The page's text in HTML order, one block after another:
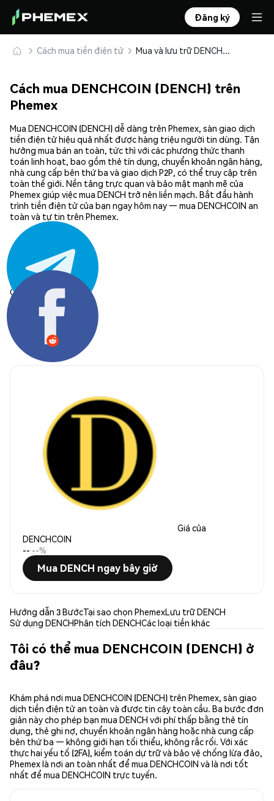
Đăng ký
Cách mua tiền điện tử Mua và lưu trữ DENCHCOIN (DENCH) an toàn
Cách mua DENCHCOIN (DENCH) trên
Phemex
Mua DENCHCOIN (DENCH) dễ dàng trên Phemex, sàn giao dịch
tiền điện tử hiệu quả nhất được hàng triệu người tin dùng. Tận
hưởng mua bán an toàn, tức thì với các phương thức thanh
toán linh hoạt, bao gồm thẻ tín dụng, chuyển khoản ngân hàng,
nhà cung cấp bên thứ ba và giao dịch P2P, có thể truy cập trên
toàn thế giới. Nền tảng trực quan và bảo mật mạnh mẽ của
Phemex giúp việc mua DENCH trở nên liền mạch. Bắt đầu hành
trình tiền điện tử của bạn ngay hôm nay — mua DENCHCOIN an
toàn và tự tin trên Phemex.
Chia sẻ:
Giá của
DENCHCOIN
-- --%
Mua DENCH ngay bây giờ
Hướng dẫn 3 BướcTại sao chọn PhemexLưu trữ DENCH
Sử dụng DENCHPhân tích DENCHCác loại tiền khác
Tôi có thể mua DENCHCOIN (DENCH) ở
đâu?
Khám phá nơi mua DENCHCOIN (DENCH) trên Phemex, sàn giao
dịch tiền điện tử an toàn và được tin cậy toàn cầu. Ba bước đơn
giản này cho phép bạn mua DENCH với phí thấp bằng thẻ tín
dụng, thẻ ghi nợ, chuyển khoản ngân hàng hoặc nhà cung cấp
bên thứ ba — không giới hạn tối thiểu, không rắc rối. Với xác
thực hai yếu tố (2FA), kiểm toán dự trữ và bảo vệ chống lừa đảo,
Phemex là nơi an toàn nhất để mua DENCHCOIN và là nơi tốt
nhất để mua DENCHCOIN trực tuyến.